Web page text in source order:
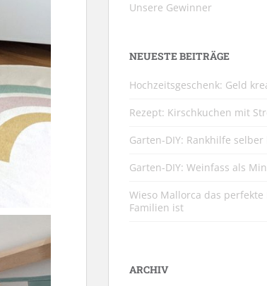
Unsere Gewinner
NEUESTE BEITRÄGE
Hochzeitsgeschenk: Geld
Rezept: Kirschkuchen mit
Garten-DIY: Rankhilfe selber
Garten-DIY: Weinfass als
Wieso Mallorca das perfekte
Familien ist
ARCHIV